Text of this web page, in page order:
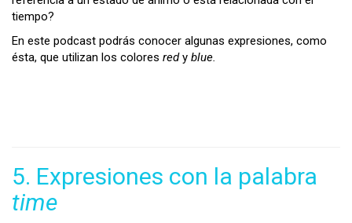
tiempo?
En este podcast podrás conocer algunas expresiones, como
ésta, que utilizan los colores redy blue.
5. Expresiones con la palabra
time